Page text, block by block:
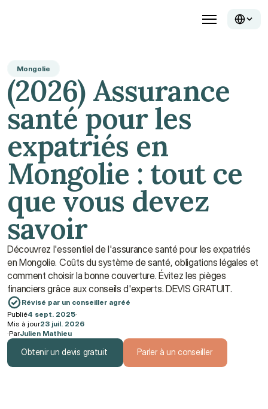
Mongolie
(2026) Assurance
santé pour les
expatriés en
Mongolie : tout ce
que vous devez
savoir
Découvrez l'essentiel de l'assurance santé pour les expatriés
en Mongolie. Coûts du système de santé, obligations légales et
comment choisir la bonne couverture. Évitez les pièges
financiers grâce aux conseils d'experts. DEVIS GRATUIT.
Révisé par un conseiller agréé
Publié4 sept. 2025·
Mis à jour23 juil. 2026
·ParJulien Mathieu
Obtenir un devis gratuit Parler à un conseiller